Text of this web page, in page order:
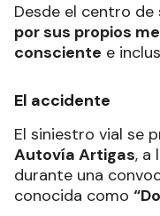
Desde el centro de
por sus propios
consciente e
El accidente
El siniestro vial se
Autovía Artigas, a
durante una
conocida como